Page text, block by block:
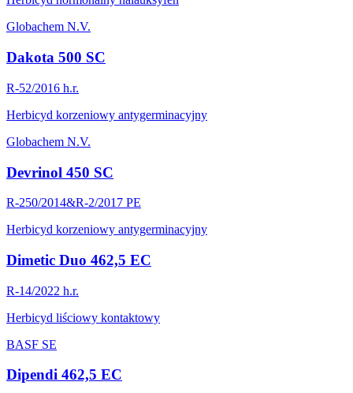
Globachem N.V.
Dakota 500 SC
R-52/2016 h.r.
Herbicyd korzeniowy antygerminacyjny
Globachem N.V.
Devrinol 450 SC
R-250/2014&R-2/2017 PE
Herbicyd korzeniowy antygerminacyjny
Dimetic Duo 462,5 EC
R-14/2022 h.r.
Herbicyd liściowy kontaktowy
BASF SE
Dipendi 462,5 EC